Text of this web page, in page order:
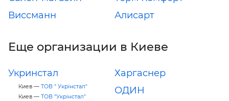
Виссманн
Алисарт
Еще организации в Киеве
Укринстал
Киев — ТОВ " Укрінстал"
Киев — ТОВ "Укрінстал"
Харгаснер
ОДИН